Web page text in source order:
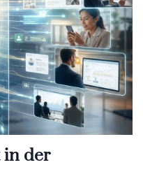
in der